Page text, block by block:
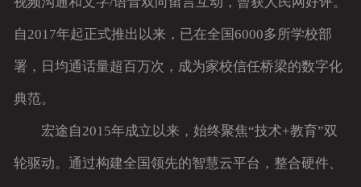
自2017年起正式推出以来，已在全国6000多所学校部
署，日均通话量超百万次，成为家校信任桥梁的数字化
典范。
宏途自2015年成立以来，始终聚焦“技术+教育”双
轮驱动。通过构建全国领先的智慧云平台，整合硬件、